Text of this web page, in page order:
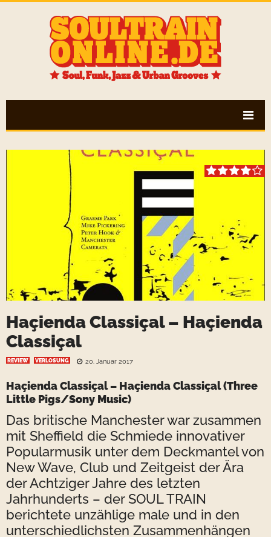
Haçienda Classiçal – Haçienda
Classiçal
REVIEW VERLOSUNG 20. Januar 2017
Haçienda Classiçal – Haçienda Classiçal (Three
Little Pigs/Sony Music)
Das britische Manchester war zusammen
mit Sheffield die Schmiede innovativer
Popularmusik unter dem Deckmantel von
New Wave, Club und Zeitgeist der Ära
der Achtziger Jahre des letzten
Jahrhunderts – der SOUL TRAIN
berichtete unzählige male und in den
unterschiedlichsten Zusammenhängen